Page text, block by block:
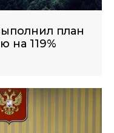
план
на 119%